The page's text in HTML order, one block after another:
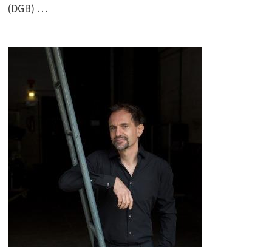
(DGB) …